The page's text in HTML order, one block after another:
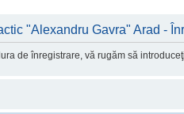
"Alexandru Gavra" Arad -
de înregistrare, vă rugăm să